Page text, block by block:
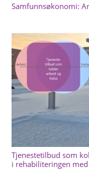
Samfunnsøkonomi:
Tjenestetilbud som
i rehabiliteringen